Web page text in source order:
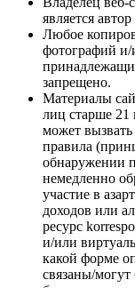
является
Любое
фотографий и/
запрещено.
Материалы
лиц старше 21
может
правила
обнаружении
немедленно
участие в
доходов или
ресурс
и/или
какой форме
связаны/